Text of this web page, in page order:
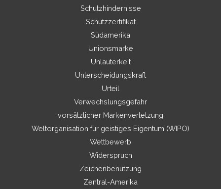
Schutzhindernisse
Schutzzertifikat
Südamerika
Unionsmarke
Unlauterkeit
Unterscheidungskraft
Urteil
Verwechslungsgefahr
vorsätzlicher Markenverletzung
Weltorganisation für geistiges Eigentum (WIPO)
Wettbewerb
Widerspruch
Zeichenbenutzung
Zentral-Amerika